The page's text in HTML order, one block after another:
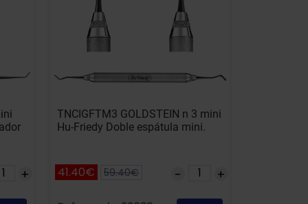
TNCIGFTM3 GOLDSTEIN n 3 mini
Hu-Friedy Doble espátula mini.
41.40€ 59.40€